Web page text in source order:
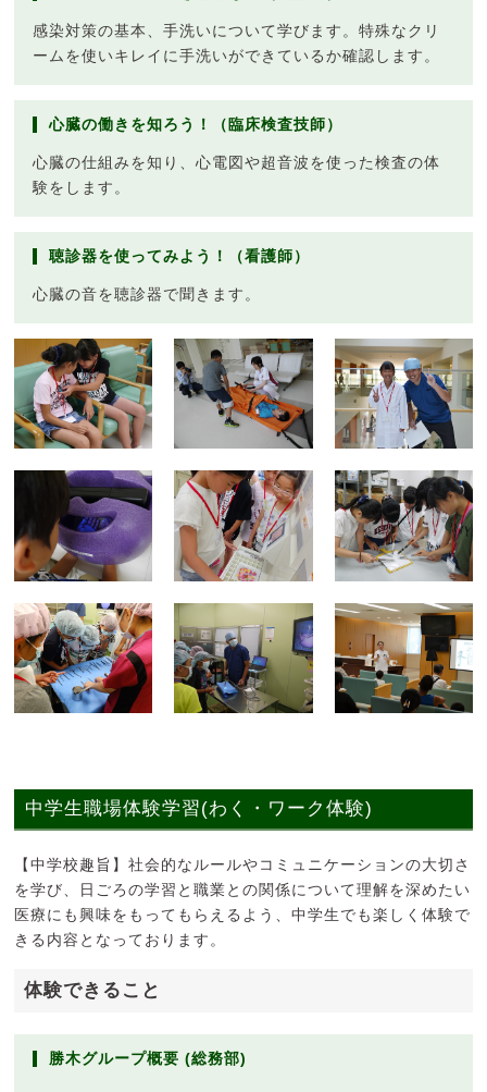
感染対策の基本、手洗いについて学びます。特殊なクリ
ームを使いキレイに手洗いができているか確認します。
心臓の働きを知ろう！（臨床検査技師）
心臓の仕組みを知り、心電図や超音波を使った検査の体
験をします。
聴診器を使ってみよう！（看護師）
心臓の音を聴診器で聞きます。
中学生職場体験学習(わく・ワーク体験)
【中学校趣旨】社会的なルールやコミュニケーションの大切さ
を学び、日ごろの学習と職業との関係について理解を深めたい
医療にも興味をもってもらえるよう、中学生でも楽しく体験で
きる内容となっております。
体験できること
勝木グループ概要 (総務部)